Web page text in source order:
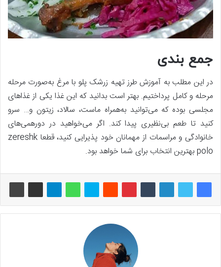
جمع بندی
در این مطلب به آموزش طرز تهیه زرشک پلو با مرغ به‌صورت مرحله
مرحله و کامل پرداختیم. بهتر است بدانید که این غذا یکی از غذاهای
مجلسی بوده که می‌توانید به‌همراه ماست، سالاد، زیتون و… سرو
کنید تا طعم بی‌نظیری پیدا کند. اگر می‌خواهید در دورهمی‌های
خانوادگی و مراسمات از مهمانان خود پذیرایی کنید، قطعا zereshk
polo بهترین انتخاب برای شما خواهد بود.